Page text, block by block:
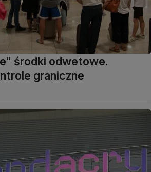
środki odwetowe.
graniczne